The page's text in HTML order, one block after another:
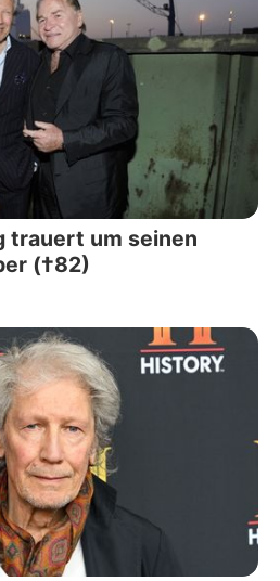
trauert um seinen
(†82)